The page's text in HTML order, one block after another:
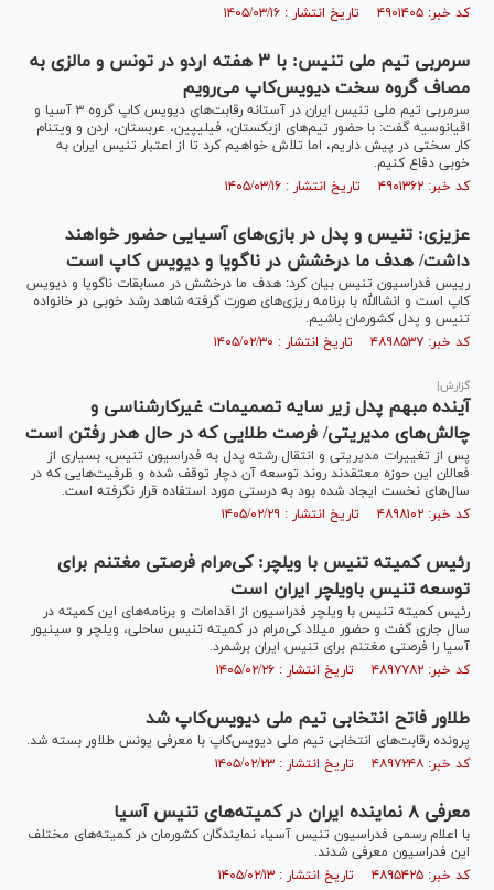
کد خبر: ۴۹۰۱۴۰۵ تاریخ انتشار : ۱۴۰۵/۰۳/۱۶
سرمربی تیم ملی تنیس: با ۳ هفته اردو در تونس و مالزی به
مصاف گروه سخت دیویس‌کاپ می‌رویم
سرمربی تیم ملی تنیس ایران در آستانه رقابت‌های دیویس کاپ گروه ۳ آسیا و
اقیانوسیه گفت: با حضور تیم‌های ازبکستان، فیلیپین، عربستان، اردن و ویتنام
کار سختی در پیش داریم، اما تلاش خواهیم کرد تا از اعتبار تنیس ایران به
خوبی دفاع کنیم.
کد خبر: ۴۹۰۱۳۶۲ تاریخ انتشار : ۱۴۰۵/۰۳/۱۶
عزیزی: تنیس و پدل در بازی‌های آسیایی حضور خواهند
داشت/ هدف ما درخشش در ناگویا و دیویس کاپ است
رییس فدراسیون تنیس بیان کرد: هدف ما درخشش در مسابقات ناگویا و دیویس
کاپ است و انشاالله با برنامه ریزی‌های صورت گرفته شاهد رشد خوبی در خانواده
تنیس و پدل کشورمان باشیم.
کد خبر: ۴۸۹۸۵۳۷ تاریخ انتشار : ۱۴۰۵/۰۲/۳۰
گزارش|
آینده مبهم پدل زیر سایه تصمیمات غیرکارشناسی و
چالش‌های مدیریتی/ فرصت طلایی که در حال هدر رفتن است
پس از تغییرات مدیریتی و انتقال رشته پدل به فدراسیون تنیس، بسیاری از
فعالان این حوزه معتقدند روند توسعه آن دچار توقف شده و ظرفیت‌هایی که در
سال‌های نخست ایجاد شده بود به درستی مورد استفاده قرار نگرفته است.
کد خبر: ۴۸۹۸۱۰۲ تاریخ انتشار : ۱۴۰۵/۰۲/۲۹
رئیس کمیته تنیس با ویلچر: کی‌مرام فرصتی مغتنم برای
توسعه تنیس باویلچر ایران است
رئیس کمیته تنیس با ویلچر فدراسیون از اقدامات و برنامه‌های این کمیته در
سال جاری گفت و حضور میلاد کی‌مرام در کمیته تنیس ساحلی، ویلچر و سینیور
آسیا را فرصتی مغتنم برای تنیس ایران برشمرد.
کد خبر: ۴۸۹۷۷۸۲ تاریخ انتشار : ۱۴۰۵/۰۲/۲۶
طلاور فاتح انتخابی تیم ملی دیویس‌کاپ شد
پرونده رقابت‌های انتخابی تیم ملی دیویس‌کاپ با معرفی یونس طلاور بسته شد.
کد خبر: ۴۸۹۷۲۴۸ تاریخ انتشار : ۱۴۰۵/۰۲/۲۳
معرفی ۸ نماینده ایران در کمیته‌های تنیس آسیا
با اعلام رسمی فدراسیون تنیس آسیا، نمایندگان کشورمان در کمیته‌های مختلف
این فدراسیون معرفی شدند.
کد خبر: ۴۸۹۵۴۲۵ تاریخ انتشار : ۱۴۰۵/۰۲/۱۳